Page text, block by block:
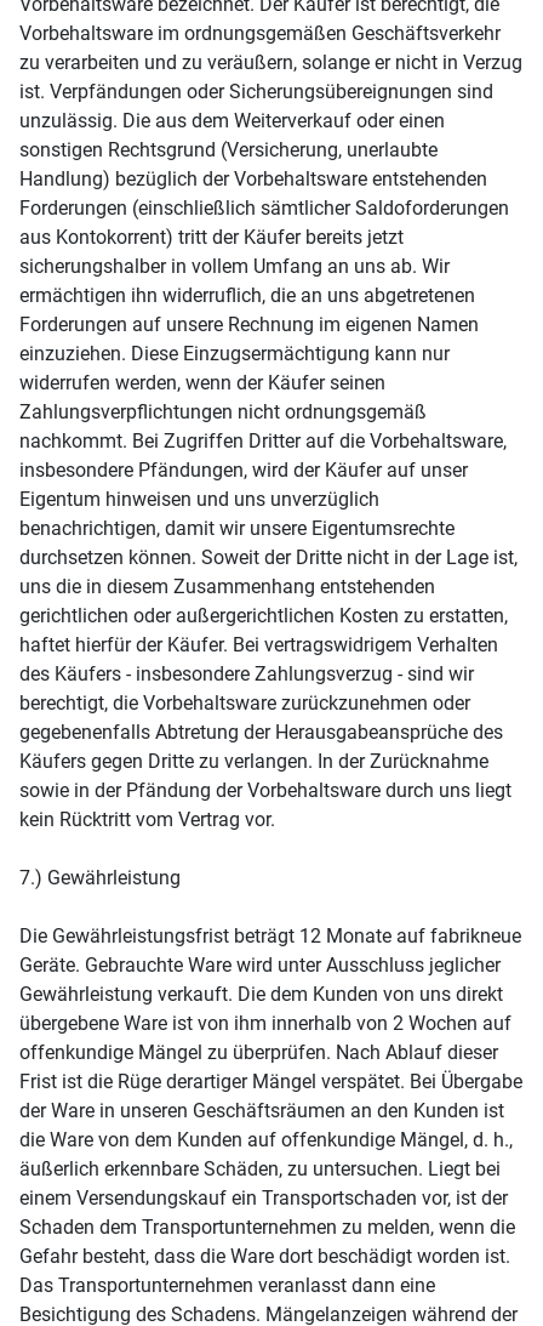
Vorbehaltsware im ordnungsgemäßen Geschäftsverkehr
zu verarbeiten und zu veräußern, solange er nicht in Verzug
ist. Verpfändungen oder Sicherungsübereignungen sind
unzulässig. Die aus dem Weiterverkauf oder einen
sonstigen Rechtsgrund (Versicherung, unerlaubte
Handlung) bezüglich der Vorbehaltsware entstehenden
Forderungen (einschließlich sämtlicher Saldoforderungen
aus Kontokorrent) tritt der Käufer bereits jetzt
sicherungshalber in vollem Umfang an uns ab. Wir
ermächtigen ihn widerruflich, die an uns abgetretenen
Forderungen auf unsere Rechnung im eigenen Namen
einzuziehen. Diese Einzugsermächtigung kann nur
widerrufen werden, wenn der Käufer seinen
Zahlungsverpflichtungen nicht ordnungsgemäß
nachkommt. Bei Zugriffen Dritter auf die Vorbehaltsware,
insbesondere Pfändungen, wird der Käufer auf unser
Eigentum hinweisen und uns unverzüglich
benachrichtigen, damit wir unsere Eigentumsrechte
durchsetzen können. Soweit der Dritte nicht in der Lage ist,
uns die in diesem Zusammenhang entstehenden
gerichtlichen oder außergerichtlichen Kosten zu erstatten,
haftet hierfür der Käufer. Bei vertragswidrigem Verhalten
des Käufers - insbesondere Zahlungsverzug - sind wir
berechtigt, die Vorbehaltsware zurückzunehmen oder
gegebenenfalls Abtretung der Herausgabeansprüche des
Käufers gegen Dritte zu verlangen. In der Zurücknahme
sowie in der Pfändung der Vorbehaltsware durch uns liegt
kein Rücktritt vom Vertrag vor.
7.) Gewährleistung
Die Gewährleistungsfrist beträgt 12 Monate auf fabrikneue
Geräte. Gebrauchte Ware wird unter Ausschluss jeglicher
Gewährleistung verkauft. Die dem Kunden von uns direkt
übergebene Ware ist von ihm innerhalb von 2 Wochen auf
offenkundige Mängel zu überprüfen. Nach Ablauf dieser
Frist ist die Rüge derartiger Mängel verspätet. Bei Übergabe
der Ware in unseren Geschäftsräumen an den Kunden ist
die Ware von dem Kunden auf offenkundige Mängel, d. h.,
äußerlich erkennbare Schäden, zu untersuchen. Liegt bei
einem Versendungskauf ein Transportschaden vor, ist der
Schaden dem Transportunternehmen zu melden, wenn die
Gefahr besteht, dass die Ware dort beschädigt worden ist.
Das Transportunternehmen veranlasst dann eine
Besichtigung des Schadens. Mängelanzeigen während der